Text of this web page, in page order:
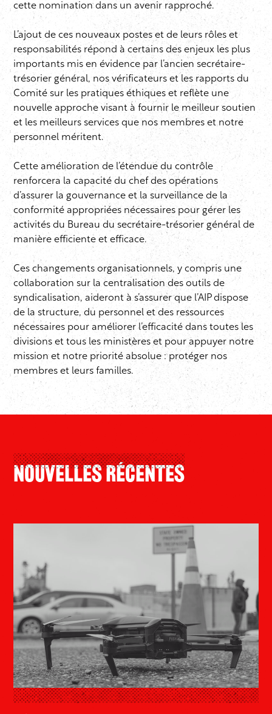
cette nomination dans un avenir rapproché.
L’ajout de ces nouveaux postes et de leurs rôles et
responsabilités répond à certains des enjeux les plus
importants mis en évidence par l’ancien secrétaire-
trésorier général, nos vérificateurs et les rapports du
Comité sur les pratiques éthiques et reflète une
nouvelle approche visant à fournir le meilleur soutien
et les meilleurs services que nos membres et notre
personnel méritent.
Cette amélioration de l’étendue du contrôle
renforcera la capacité du chef des opérations
d’assurer la gouvernance et la surveillance de la
conformité appropriées nécessaires pour gérer les
activités du Bureau du secrétaire-trésorier général de
manière efficiente et efficace.
Ces changements organisationnels, y compris une
collaboration sur la centralisation des outils de
syndicalisation, aideront à s’assurer que l’AIP dispose
de la structure, du personnel et des ressources
nécessaires pour améliorer l’efficacité dans toutes les
divisions et tous les ministères et pour appuyer notre
mission et notre priorité absolue : protéger nos
membres et leurs familles.
Nouvelles Récentes